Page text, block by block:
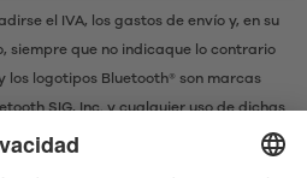
el IVA, los gastos de envío y, en su
siempre que no indicaque lo contrario
los logotipos Bluetooth® son marcas
SIG, Inc. y cualquier uso de dichas
GmbH se realiza bajo licencia.